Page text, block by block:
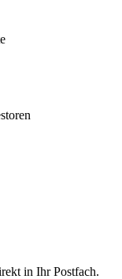
in Ihr Postfach.